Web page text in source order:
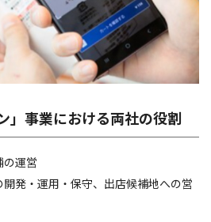
」事業における両社の役割
の運営
開発・運用・保守、出店候補地への営